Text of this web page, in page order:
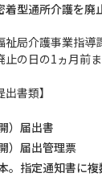
着型通所介護を廃
祉局介護事業指導
止の日の1ヵ月前
書類】
）届出書
）届出管理票
。指定通知書に